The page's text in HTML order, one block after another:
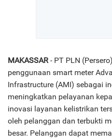
MAKASSAR- PT PLN
penggunaan smart meter
Infrastructure (AMI) sebagai
meningkatkan pelayanan
inovasi layanan kelistrikan
oleh pelanggan dan terbukti
besar. Pelanggan dapat